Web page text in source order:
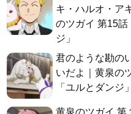
キ・ハルオ・ア
のツガイ 第15話
ジ」
君のような勘の
いだよ｜黄泉の
「ユルとダンジ」
黄泉のツガイ 第